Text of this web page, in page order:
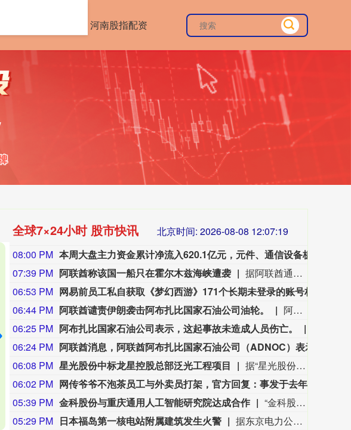
河南股指配资
创业板指 3563.12 47.56 1.35% 基金指数
全球7×24小时 股市快讯 北京时间: 2026-08-08 12:07:21
08:00 PM
07:39 PM 阿联酋称该国一船只在霍尔木兹海峡遭袭
据阿联酋通讯社8月8日报道，阿布扎比国家石油公司证实，该公司一艘船只当天凌晨在通过霍尔木兹海峡时遭导弹袭击。阿布扎比国家石油公司说，袭击未造成人员受伤，目前局面可控。该公司并未提供遭袭船只具体类型、导弹来源以及船只受损情况等更多细节。（新华社）
06:53 PM
06:44 PM 阿联酋谴责伊朗袭击阿布扎比国家石油公司油轮。
阿联酋谴责伊朗袭击阿布扎比国家石油公司油轮。
06:25 PM 阿布扎比国家石油公司表示，这起事故未造成人员伤亡。
06:24 PM
06:08 PM 星光股份中标龙星控股总部泛光工程项目
据“星光股份”公众号消息，近日，星光股份成功中标龙星控股总部泛光工程项目。
06:02 PM
网传爷爷不泡茶员工与外卖员打架，官方回复：事发于去年，已处罚涉事员工及负责人
05:39 PM 金科股份与重庆通用人工智能研究院达成合作
“金科股份”公众号消息，2026年8月，金科地产集团股份有限公司（简称“金科股份”）与重庆通用人工智能研究院在重庆正式签署全方位合作协议。双方将依托通用人工智能前沿技术，落地不动产全场景智慧解决方案，合力打造重庆“人工智能+不动产”产业标杆项目。
05:29 PM 日本福岛第一核电站附属建筑发生火警 据东京电力公司消息，当地时间8日15时35分左右，日本福岛第一核电站5号、6号机组服务建筑3、4层的火灾报警器发生启动。东京电力公司于当天16时01分向双叶消防本部报警。随后，消防部门赶赴现场确认，但未发现明火或冒烟。事件对核电站厂区设备没有造成影响，监测点以及厂区边界的尘埃监测仪等所测得的放射线量也未发现异常。（央视新闻）